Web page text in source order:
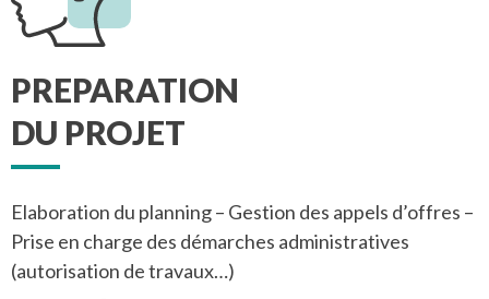
PREPARATION
DU PROJET
Elaboration du planning – Gestion des appels d’offres –
Prise en charge des démarches administratives
(autorisation de travaux…)